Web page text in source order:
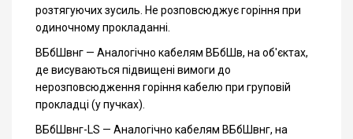
розтягуючих зусиль. Не розповсюджує горіння при
одиночному прокладанні.
ВБбШвнг — Аналогічно кабелям ВБбШв, на об'єктах,
де висуваються підвищені вимоги до
нерозповсюдження горіння кабелю при груповій
прокладці (у пучках).
ВБбШвнг-LS — Аналогічно кабелям ВБбШвнг, на